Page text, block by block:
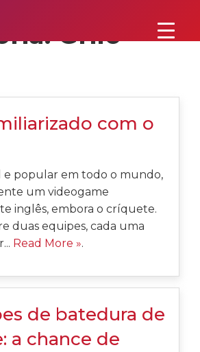
Grilo
com o
e popular em todo o mundo,
um videogame
inglês, embora o críquete.
duas equipes, cada uma
Read More ».
de batedura de
a chance de